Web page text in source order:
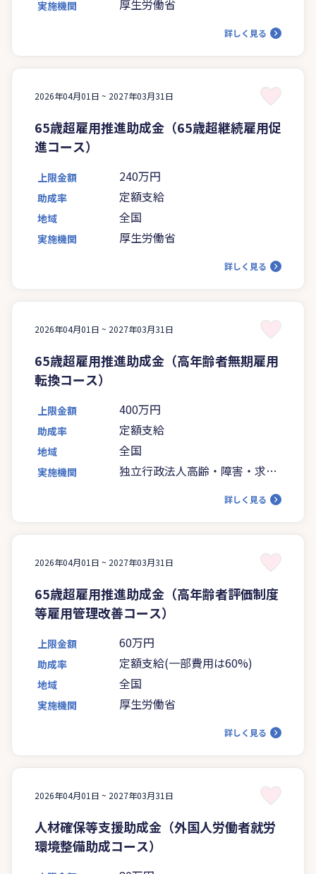
実施機関 厚生労働省
詳しく見る
2026年04月01日 ~ 2027年03月31日
65歳超雇用推進助成金（65歳超継続雇用促
進コース）
上限金額 240万円
助成率 定額支給
地域 全国
実施機関 厚生労働省
詳しく見る
2026年04月01日 ~ 2027年03月31日
65歳超雇用推進助成金（高年齢者無期雇用
転換コース）
上限金額 400万円
助成率 定額支給
地域 全国
実施機関
独立行政法人高齢・障害・求職
詳しく見る
2026年04月01日 ~ 2027年03月31日
65歳超雇用推進助成金（高年齢者評価制度
等雇用管理改善コース）
上限金額 60万円
助成率 定額支給(一部費用は60%)
地域 全国
実施機関 厚生労働省
詳しく見る
2026年04月01日 ~ 2027年03月31日
人材確保等支援助成金（外国人労働者就労
環境整備助成コース）